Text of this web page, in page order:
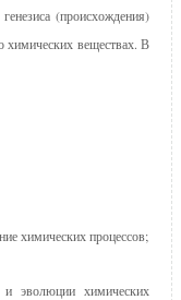
(происхождения)
химических веществах. В
химических процессов;
и эволюции химических